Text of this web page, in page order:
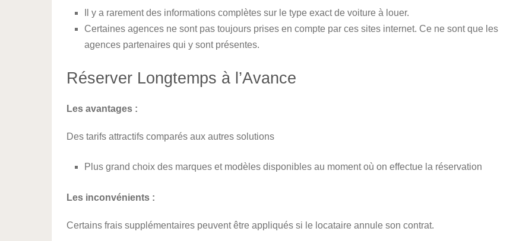
Il y a rarement des informations complètes sur le type exact de voiture à louer.
Certaines agences ne sont pas toujours prises en compte par ces sites internet. Ce ne sont que les
agences partenaires qui y sont présentes.
Réserver Longtemps à l’Avance
Les avantages :
Des tarifs attractifs comparés aux autres solutions
Plus grand choix des marques et modèles disponibles au moment où on effectue la réservation
Les inconvénients :
Certains frais supplémentaires peuvent être appliqués si le locataire annule son contrat.